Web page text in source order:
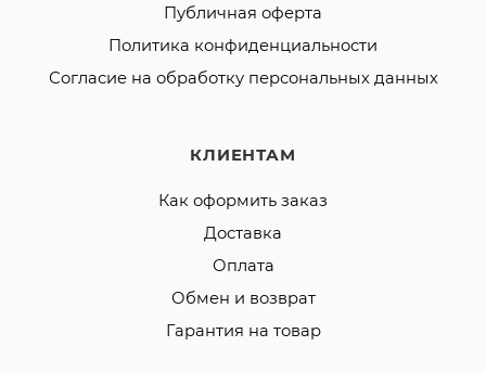
Публичная оферта
Политика конфиденциальности
Согласие на обработку персональных данных
КЛИЕНТАМ
Как оформить заказ
Доставка
Оплата
Обмен и возврат
Гарантия на товар